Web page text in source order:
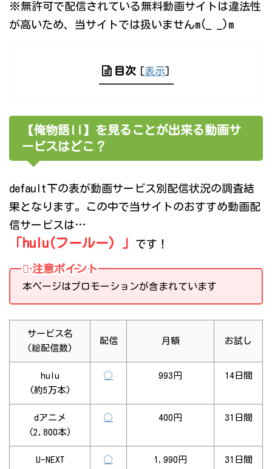
※無許可で配信されている無料動画サイトは違法性
が高いため、当サイトでは扱いませんm(_ _)m
目次 [表示]
【俺物語!!】を見ることが出来る動画サ
ービスはどこ？
default下の表が動画サービス別配信状況の調査結
果となります。この中で当サイトのおすすめ動画配
信サービスは…
「hulu(フールー) 」 です！
注意ポイント
本ページはプロモーションが含まれています
サービス名
(総配信数)
配信 月額 お試し
hulu
(約5万本)
◯ 993円 14日間
dアニメ
(2,800本)
◯ 400円 31日間
U-NEXT
◯ 1,990円 31日間